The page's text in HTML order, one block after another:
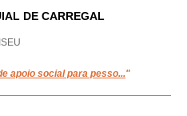
DE CARREGAL
apoio social para pesso..."